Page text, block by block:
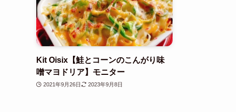
Kit Oisix【鮭とコーンのこんがり味
噌マヨドリア】モニター
2021年9月26日 2023年9月8日